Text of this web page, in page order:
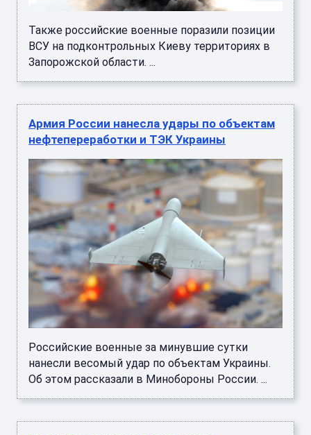
Также российские военные поразили позиции
ВСУ на подконтрольных Киеву территориях в
Запорожской области. ...
Армия России нанесла удары по объектам
нефтепереработки и ТЭК Украины
Российские военные за минувшие сутки
нанесли весомый удар по объектам Украины.
Об этом рассказали в Минобороны России. ...